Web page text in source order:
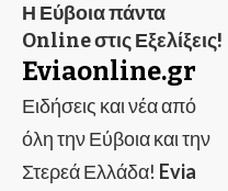
Η Εύβοια πάντα
Online στις Εξελίξεις!
Eviaonline.gr
Ειδήσεις και νέα από
όλη την Εύβοια και την
Στερεά Ελλάδα! Evia